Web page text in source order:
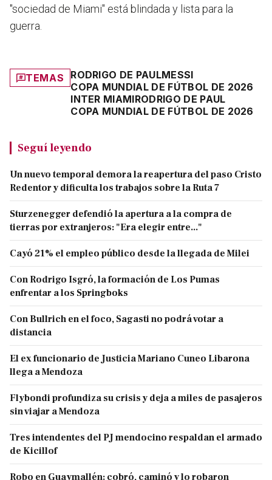
"sociedad de Miami" está blindada y lista para la
guerra.
TEMAS RODRIGO DE PAULMESSI
COPA MUNDIAL DE FÚTBOL DE 2026
INTER MIAMIRODRIGO DE PAUL
COPA MUNDIAL DE FÚTBOL DE 2026
Seguí leyendo
Un nuevo temporal demora la reapertura del paso Cristo
Redentor y dificulta los trabajos sobre la Ruta 7
Sturzenegger defendió la apertura a la compra de
tierras por extranjeros: "Era elegir entre..."
Cayó 21% el empleo público desde la llegada de Milei
Con Rodrigo Isgró, la formación de Los Pumas
enfrentar a los Springboks
Con Bullrich en el foco, Sagasti no podrá votar a
distancia
El ex funcionario de Justicia Mariano Cuneo Libarona
llega a Mendoza
Flybondi profundiza su crisis y deja a miles de pasajeros
sin viajar a Mendoza
Tres intendentes del PJ mendocino respaldan el armado
de Kicillof
Robo en Guaymallén: cobró, caminó y lo robaron